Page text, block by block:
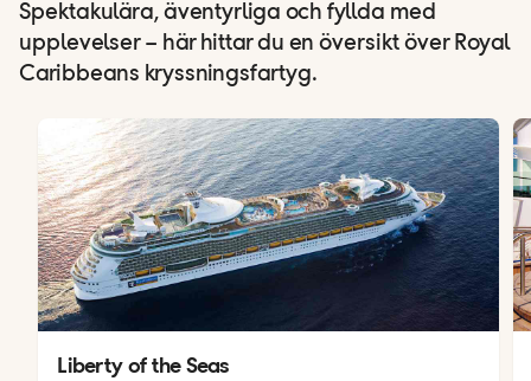
Spektakulära, äventyrliga och fyllda med
upplevelser – här hittar du en översikt över Royal
Caribbeans kryssningsfartyg.
Liberty of the Seas